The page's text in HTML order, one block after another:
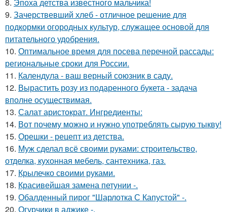
9. Зачерствевший хлеб - отличное решение для
подкормки огородных культур, служащее основой для
питательного удобрения.
10. Оптимальное время для посева перечной рассады:
региональные сроки для России.
11. Календула - ваш верный союзник в саду.
12. Вырастить розу из подаренного букета - задача
вполне осуществимая.
13. Салат аристократ. Ингредиенты:
14. Вот почему можно и нужно употреблять сырую тыкву!
15. Орешки - рецепт из детства.
16. Муж сделал всё своими руками: строительство,
отделка, кухонная мебель, сантехника, газ.
17. Крылечко своими руками.
18. Красивейшая замена петунии -.
19. Обалденный пирог "Шарлотка С Капустой" -.
20. Огурчики в аджике -.